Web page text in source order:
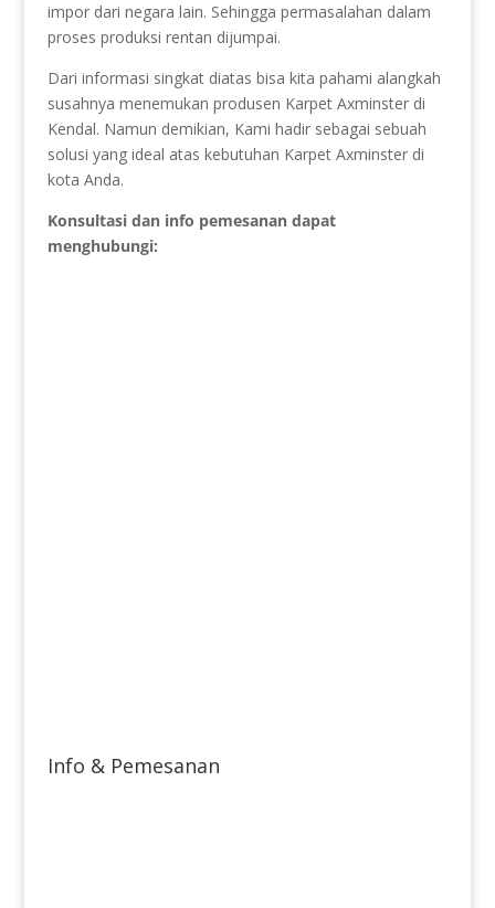
impor dari negara lain. Sehingga permasalahan dalam
proses produksi rentan dijumpai.
Dari informasi singkat diatas bisa kita pahami alangkah
susahnya menemukan produsen Karpet Axminster di
Kendal. Namun demikian, Kami hadir sebagai sebuah
solusi yang ideal atas kebutuhan Karpet Axminster di
kota Anda.
Konsultasi dan info pemesanan dapat
menghubungi:
Info & Pemesanan